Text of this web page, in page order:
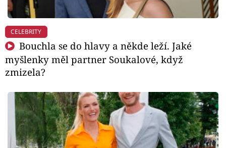
CELEBRITY
Bouchla se do hlavy a někde leží. Jaké
myšlenky měl partner Soukalové, když
zmizela?